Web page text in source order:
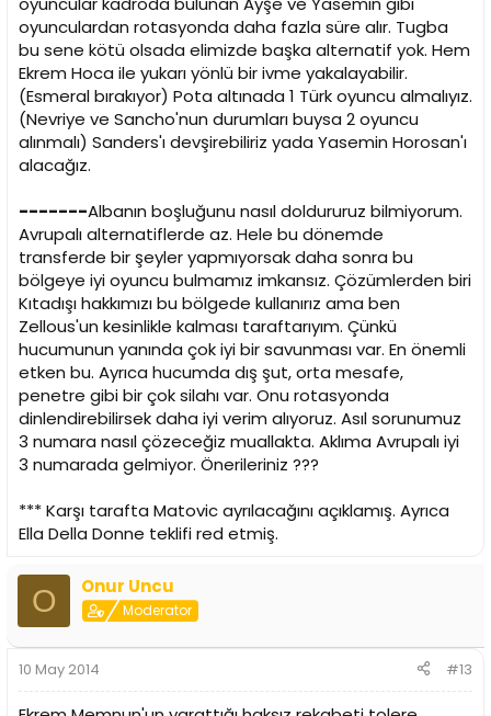
oyunculardan rotasyonda daha fazla süre alır. Tugba
bu sene kötü olsada elimizde başka alternatif yok. Hem
Ekrem Hoca ile yukarı yönlü bir ivme yakalayabilir.
(Esmeral bırakıyor) Pota altınada 1 Türk oyuncu almalıyız.
(Nevriye ve Sancho'nun durumları buysa 2 oyuncu
alınmalı) Sanders'ı devşirebiliriz yada Yasemin Horosan'ı
alacağız.
-------Albanın boşluğunu nasıl doldururuz bilmiyorum.
Avrupalı alternatiflerde az. Hele bu dönemde
transferde bir şeyler yapmıyorsak daha sonra bu
bölgeye iyi oyuncu bulmamız imkansız. Çözümlerden biri
Kıtadışı hakkımızı bu bölgede kullanırız ama ben
Zellous'un kesinlikle kalması taraftarıyım. Çünkü
hucumunun yanında çok iyi bir savunması var. En önemli
etken bu. Ayrıca hucumda dış şut, orta mesafe,
penetre gibi bir çok silahı var. Onu rotasyonda
dinlendirebilirsek daha iyi verim alıyoruz. Asıl sorunumuz
3 numara nasıl çözeceğiz muallakta. Aklıma Avrupalı iyi
3 numarada gelmiyor. Önerileriniz ???
*** Karşı tarafta Matovic ayrılacağını açıklamış. Ayrıca
Ella Della Donne teklifi red etmiş.
O Onur Uncu
Moderator
10 May 2014 #13